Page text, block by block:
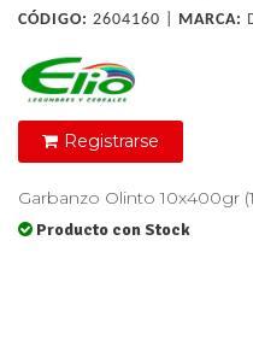
CÓDIGO: 2604160 | MARCA:
Registrarse
Garbanzo Olinto 10x400gr
Producto con Stock